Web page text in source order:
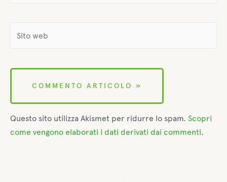
Questo sito utilizza Akismet per ridurre lo spam. Scopri
come vengono elaborati i dati derivati dai commenti.